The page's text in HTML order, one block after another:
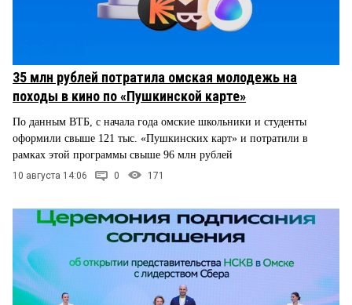
35 млн рублей потратила омская молодежь на
походы в кино по «Пушкинской карте»
По данным ВТБ, с начала года омские школьники и студенты
оформили свыше 121 тыс. «Пушкинских карт» и потратили в
рамках этой программы свыше 96 млн рублей
10 августа 14:06 0 171